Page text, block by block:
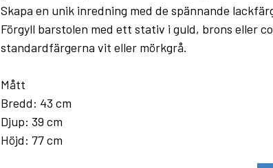
Skapa en unik inredning med de spännande
Förgyll barstolen med ett stativ i guld, brons eller
standardfärgerna vit eller mörkgrå.
Mått
Bredd: 43 cm
Djup: 39 cm
Höjd: 77 cm